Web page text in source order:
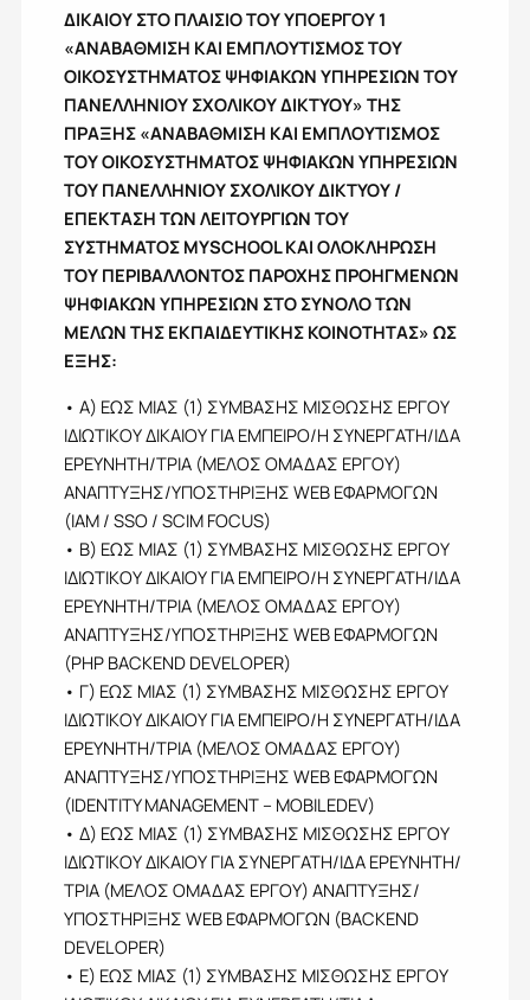
ΔΙΚΑΙΟΥ ΣΤΟ ΠΛΑΙΣΙΟ ΤΟΥ ΥΠΟΕΡΓΟΥ 1
«ΑΝΑΒΑΘΜΙΣΗ ΚΑΙ ΕΜΠΛΟΥΤΙΣΜΟΣ ΤΟΥ
ΟΙΚΟΣΥΣΤΗΜΑΤΟΣ ΨΗΦΙΑΚΩΝ ΥΠΗΡΕΣΙΩΝ ΤΟΥ
ΠΑΝΕΛΛΗΝΙΟΥ ΣΧΟΛΙΚΟΥ ΔΙΚΤΥΟΥ» ΤΗΣ
ΠΡΑΞΗΣ «ΑΝΑΒΑΘΜΙΣΗ ΚΑΙ ΕΜΠΛΟΥΤΙΣΜΟΣ
ΤΟΥ ΟΙΚΟΣΥΣΤΗΜΑΤΟΣ ΨΗΦΙΑΚΩΝ ΥΠΗΡΕΣΙΩΝ
ΤΟΥ ΠΑΝΕΛΛΗΝΙΟΥ ΣΧΟΛΙΚΟΥ ΔΙΚΤΥΟΥ /
ΕΠΕΚΤΑΣΗ ΤΩΝ ΛΕΙΤΟΥΡΓΙΩΝ ΤΟΥ
ΣΥΣΤΗΜΑΤΟΣ MYSCHOOLΚΑΙ ΟΛΟΚΛΗΡΩΣΗ
ΤΟΥ ΠΕΡΙΒΑΛΛΟΝΤΟΣ ΠΑΡΟΧΗΣ ΠΡΟΗΓΜΕΝΩΝ
ΨΗΦΙΑΚΩΝ ΥΠΗΡΕΣΙΩΝ ΣΤΟ ΣΥΝΟΛΟ ΤΩΝ
ΜΕΛΩΝ ΤΗΣ ΕΚΠΑΙΔΕΥΤΙΚΗΣ ΚΟΙΝΟΤΗΤΑΣ» ΩΣ
ΕΞΗΣ:
• Α) ΕΩΣ ΜΙΑΣ (1) ΣΥΜΒΑΣHΣ ΜΙΣΘΩΣHΣ ΕΡΓΟΥ
ΙΔΙΩΤΙΚΟΥ ΔΙΚΑΙΟΥ ΓΙΑ ΕΜΠΕΙΡΟ/Η ΣΥΝΕΡΓΑΤΗ/ΙΔΑ
ΕΡΕΥΝΗΤΗ/ΤΡΙΑ (ΜΕΛΟΣ ΟΜΑΔΑΣ ΕΡΓΟΥ)
ΑΝΑΠΤΥΞΗΣ/ΥΠΟΣΤΗΡΙΞΗΣ WEB ΕΦΑΡΜΟΓΩΝ
(IAM / SSO / SCIM FOCUS)
• Β) ΕΩΣ ΜΙΑΣ (1) ΣΥΜΒΑΣHΣ ΜΙΣΘΩΣHΣ ΕΡΓΟΥ
ΙΔΙΩΤΙΚΟΥ ΔΙΚΑΙΟΥ ΓΙΑ ΕΜΠΕΙΡΟ/Η ΣΥΝΕΡΓΑΤΗ/ΙΔΑ
ΕΡΕΥΝΗΤΗ/ΤΡΙΑ (ΜΕΛΟΣ ΟΜΑΔΑΣ ΕΡΓΟΥ)
ΑΝΑΠΤΥΞΗΣ/ΥΠΟΣΤΗΡΙΞΗΣ WEB ΕΦΑΡΜΟΓΩΝ
(PHP BACKEND DEVELOPER)
• Γ) ΕΩΣ ΜΙΑΣ (1) ΣΥΜΒΑΣHΣ ΜΙΣΘΩΣHΣ ΕΡΓΟΥ
ΙΔΙΩΤΙΚΟΥ ΔΙΚΑΙΟΥ ΓΙΑ ΕΜΠΕΙΡΟ/Η ΣΥΝΕΡΓΑΤΗ/ΙΔΑ
ΕΡΕΥΝΗΤΗ/ΤΡΙΑ (ΜΕΛΟΣ ΟΜΑΔΑΣ ΕΡΓΟΥ)
ΑΝΑΠΤΥΞΗΣ/ΥΠΟΣΤΗΡΙΞΗΣ WEB ΕΦΑΡΜΟΓΩΝ
(IDENTITY MANAGEMENT – MOBILEDEV)
• Δ) ΕΩΣ ΜΙΑΣ (1) ΣΥΜΒΑΣHΣ ΜΙΣΘΩΣHΣ ΕΡΓΟΥ
ΙΔΙΩΤΙΚΟΥ ΔΙΚΑΙΟΥ ΓΙΑ ΣΥΝΕΡΓΑΤΗ/ΙΔΑ ΕΡΕΥΝΗΤΗ/
ΤΡΙΑ (ΜΕΛΟΣ ΟΜΑΔΑΣ ΕΡΓΟΥ) ΑΝΑΠΤΥΞΗΣ/
ΥΠΟΣΤΗΡΙΞΗΣ WEB ΕΦΑΡΜΟΓΩΝ (BACKEND
DEVELOPER)
• Ε) ΕΩΣ ΜΙΑΣ (1) ΣΥΜΒΑΣHΣ ΜΙΣΘΩΣHΣ ΕΡΓΟΥ